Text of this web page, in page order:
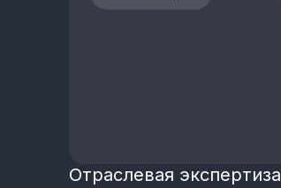
Отраслевая экспертиза